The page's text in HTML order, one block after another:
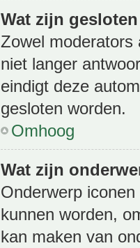
Wat zijn
Zowel moderators
niet langer
eindigt deze
gesloten worden.
Omhoog
Wat zijn
Onderwerp
kunnen worden,
kan maken van